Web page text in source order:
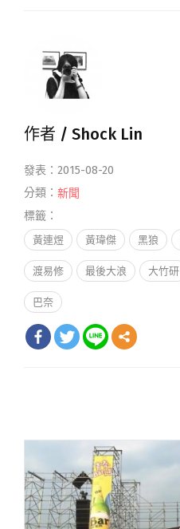
作者 / Shock Lin
發表：2015-08-20
分類： 新聞
標籤：
黃連煜 黃瑋傑 黑狼
渡易修 最後大浪 大竹研
巴奈